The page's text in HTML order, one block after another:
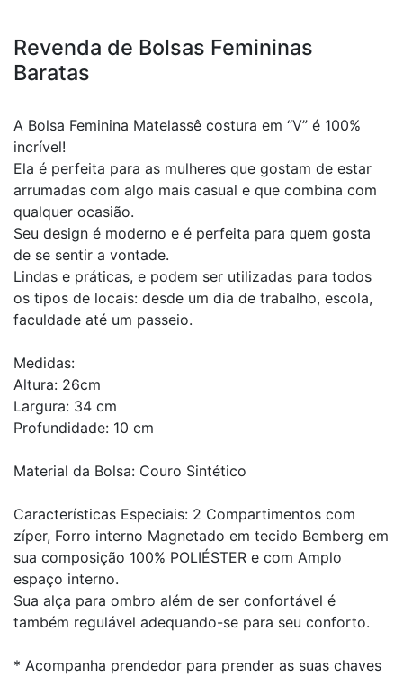
Revenda de Bolsas Femininas
Baratas
A Bolsa Feminina Matelassê costura em “V” é 100%
incrível!
Ela é perfeita para as mulheres que gostam de estar
arrumadas com algo mais casual e que combina com
qualquer ocasião.
Seu design é moderno e é perfeita para quem gosta
de se sentir a vontade.
Lindas e práticas, e podem ser utilizadas para todos
os tipos de locais: desde um dia de trabalho, escola,
faculdade até um passeio.
Medidas:
Altura: 26cm
Largura: 34 cm
Profundidade: 10 cm
Material da Bolsa: Couro Sintético
Características Especiais: 2 Compartimentos com
zíper, Forro interno Magnetado em tecido Bemberg em
sua composição 100% POLIÉSTER e com Amplo
espaço interno.
Sua alça para ombro além de ser confortável é
também regulável adequando-se para seu conforto.
* Acompanha prendedor para prender as suas chaves